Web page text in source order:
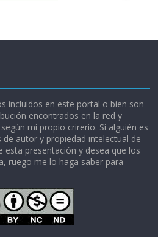
incluidos en este portal o bien son
encontrados en la red y
mi propio crirerio. Si alguién es
autor y propiedad intelectual de
esta presentación y desea que los
ruego me lo haga saber para